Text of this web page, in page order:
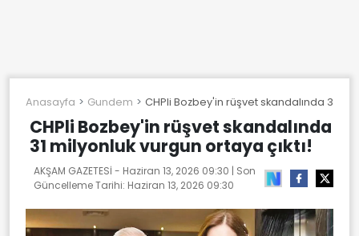
Anasayfa Gundem CHPli Bozbey'in rüşvet skandalında 31
CHPli Bozbey'in rüşvet skandalında
31 milyonluk vurgun ortaya çıktı!
AKŞAM GAZETESİ - Haziran 13, 2026 09:30 | Son
Güncelleme Tarihi: Haziran 13, 2026 09:30